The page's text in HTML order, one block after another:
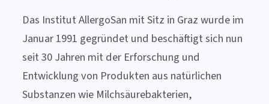
Das Institut AllergoSan mit Sitz in Graz wurde im
Januar 1991 gegründet und beschäftigt sich nun
seit 30 Jahren mit der Erforschung und
Entwicklung von Produkten aus natürlichen
Substanzen wie Milchsäurebakterien,